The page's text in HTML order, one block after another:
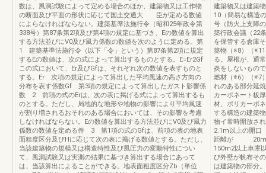
数は、風洞試験によって定める場合のほか、建築物又は工作物
の断面及び平面の形状に応じて国土交通大 臣が定める数値
によらなければならない。建築基準法施行令（昭和25年政令第
338号）第87条第2項及び第4項の規定に基づき、Eの数値を算出
する方法並びにV0及び風力係数の数値を次のように定める。第
1 建築基準法施行令（以下「令」という）第87条第2項に規定
するEの数値は、次の式によって算出するものとする。E=Er2Gf
この式において、Er及びGfは、それぞれ次の数値を表すものと
する。Er 次項の規定によって算出した平均風速の高さ方向の
分布を表す係数Gf 第3項の規定によって算出したガスト影響係
数 2 前項の式のErは、次の表に掲げる式によって算出するも
のとする。ただし、局地的な地形や地物の影響により平均風速
が割り増されるおそれのある場合においては、その影響を考慮
しなければならない。Eの数値を算出する方法並びにV0及び風力
係数の数値を定める件 3 第1項の式のGfは、前項の表の地表
面粗度区分及びHに応じて次の表に掲げる数値とする。ただし、
当該建築物の規模又は構造特性及び風圧力の変動特性につい
て、風洞試験又は実測の結果に基づき算出する場合にあって
は、当該算出によることができる。地表面粗度区分Zb（単位
建築物又は建築
10（簡易な構造
号（防火上支障
築行政会議（22
を保管する倉庫
築物（※8）（
る。屋根が、通
炎をしないもの
燃材（※6）（※7
れのある部分延
カーボネート板
材、ポリカーボ
する構造の建築
物イ常時開放さ
2.1m以上の開
距離が 20m以
150m2以上車庫
び外壁が帆布そ
は建築物の部分